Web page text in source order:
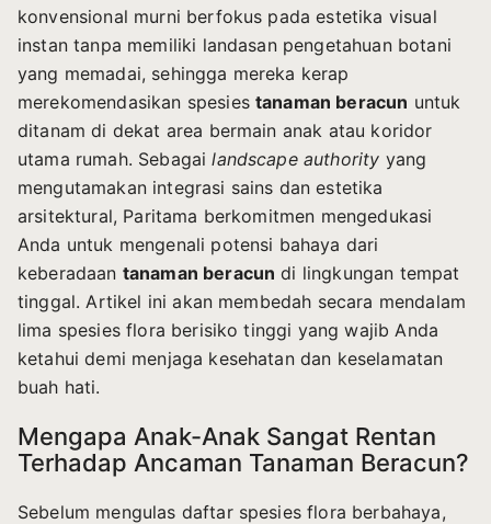
konvensional murni berfokus pada estetika visual
instan tanpa memiliki landasan pengetahuan botani
yang memadai, sehingga mereka kerap
merekomendasikan spesiestanaman beracun untuk
ditanam di dekat area bermain anak atau koridor
utama rumah. Sebagailandscape authority yang
mengutamakan integrasi sains dan estetika
arsitektural, Paritama berkomitmen mengedukasi
Anda untuk mengenali potensi bahaya dari
keberadaan tanaman beracun di lingkungan tempat
tinggal. Artikel ini akan membedah secara mendalam
lima spesies flora berisiko tinggi yang wajib Anda
ketahui demi menjaga kesehatan dan keselamatan
buah hati.
Mengapa Anak-Anak Sangat Rentan
Terhadap Ancaman Tanaman Beracun?
Sebelum mengulas daftar spesies flora berbahaya,